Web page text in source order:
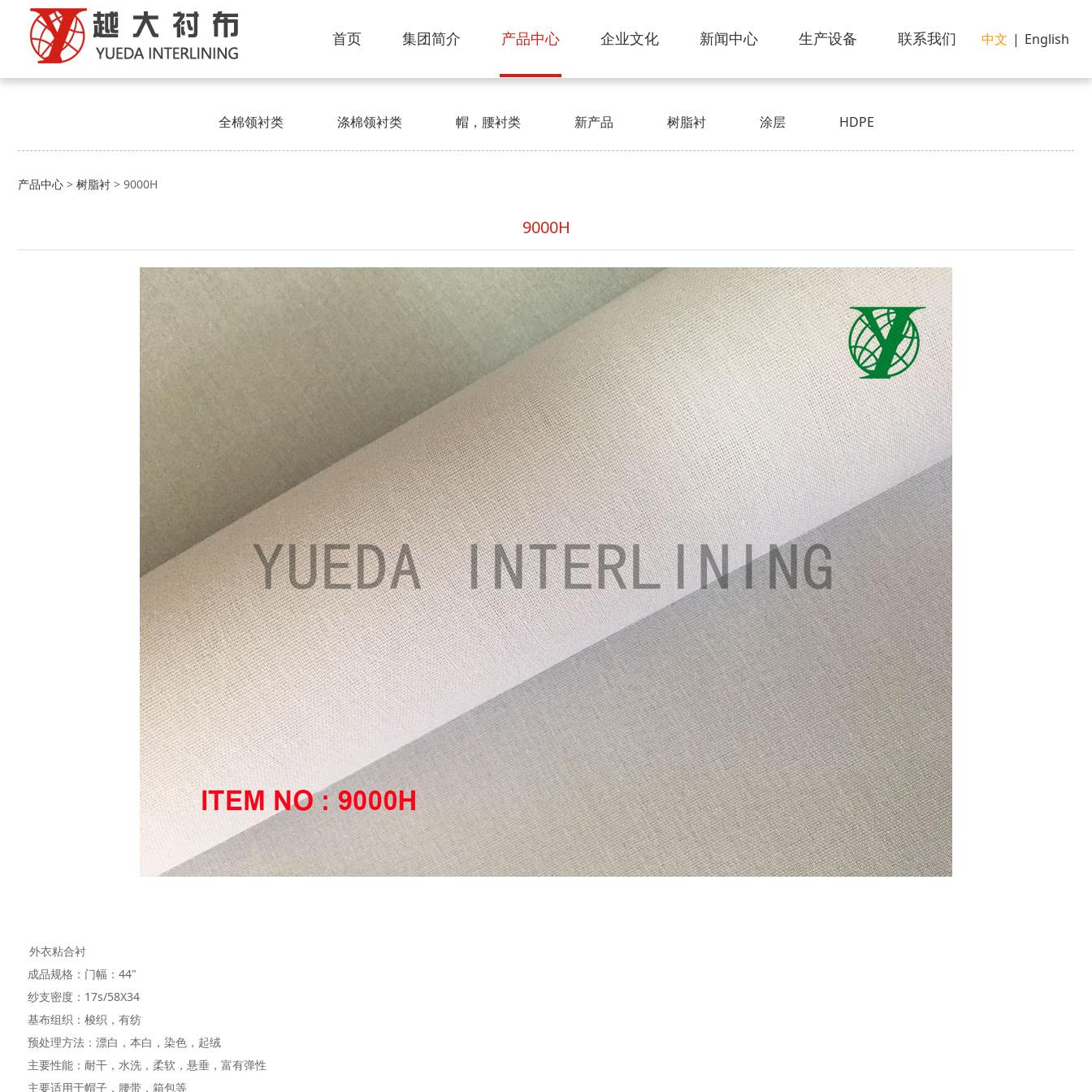
中文 | English
首页 集团简介 产品中心 企业文化 新闻中心 生产设备 联系我们
全棉领衬类 涤棉领衬类 帽，腰衬类 新产品 树脂衬 涂层 HDPE
9000H
产品中心 > 树脂衬 > 9000H
9000H
外衣粘合衬
成品规格：门幅：44"
纱支密度：17s/58X34
基布组织：梭织，有纺
预处理方法：漂白，本白，染色，起绒
主要性能：耐干，水洗，柔软，悬垂，富有弹性
主要适用于帽子，腰带，箱包等